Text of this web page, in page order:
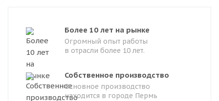
Более 10 лет на рынке
Огромный опыт работы
в отрасли более 10 лет.
Собственное производство
Основное производство
находится в городе Пермь